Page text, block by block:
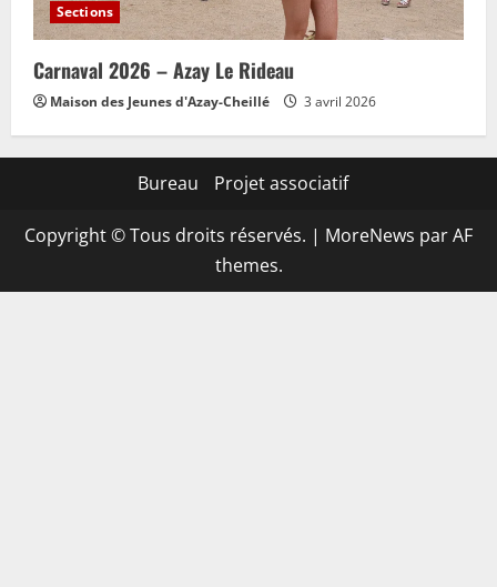
Sections
Carnaval 2026 – Azay Le Rideau
Maison des Jeunes d'Azay-Cheillé 3 avril 2026
Bureau Projet associatif
Copyright © Tous droits réservés. | MoreNews par AF
themes.